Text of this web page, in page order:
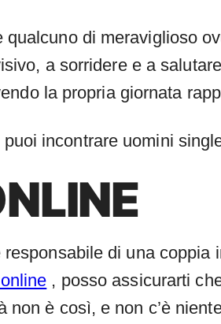
di meraviglioso
a sorridere e a
la propria giornata
incontrare uomini
di una coppia
, posso assicurarti
è così, e non c’è